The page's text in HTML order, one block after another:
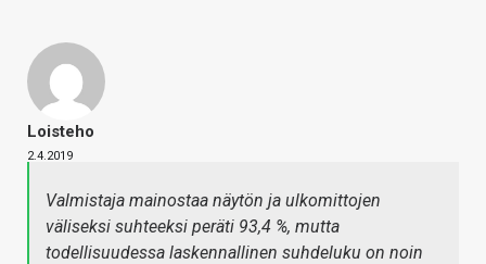
Loisteho
2.4.2019
Valmistaja mainostaa näytön ja ulkomittojen
väliseksi suhteeksi peräti 93,4 %, mutta
todellisuudessa laskennallinen suhdeluku on noin